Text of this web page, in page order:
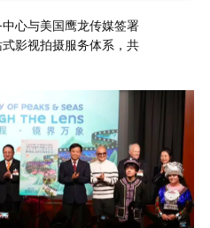
心与美国鹰龙传媒签署
影视拍摄服务体系，共